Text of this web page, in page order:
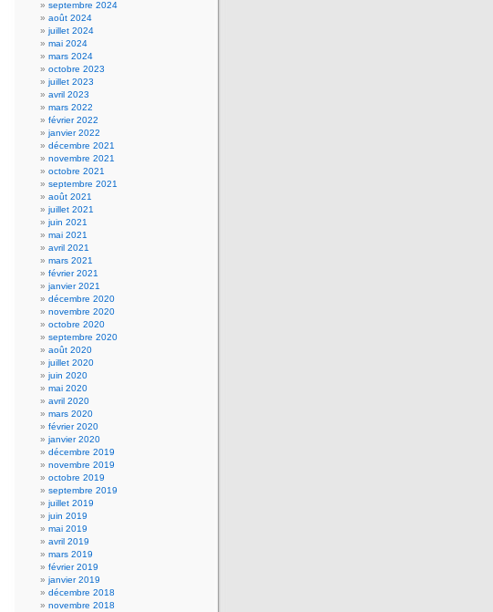
septembre 2024
août 2024
juillet 2024
mai 2024
mars 2024
octobre 2023
juillet 2023
avril 2023
mars 2022
février 2022
janvier 2022
décembre 2021
novembre 2021
octobre 2021
septembre 2021
août 2021
juillet 2021
juin 2021
mai 2021
avril 2021
mars 2021
février 2021
janvier 2021
décembre 2020
novembre 2020
octobre 2020
septembre 2020
août 2020
juillet 2020
juin 2020
mai 2020
avril 2020
mars 2020
février 2020
janvier 2020
décembre 2019
novembre 2019
octobre 2019
septembre 2019
juillet 2019
juin 2019
mai 2019
avril 2019
mars 2019
février 2019
janvier 2019
décembre 2018
novembre 2018